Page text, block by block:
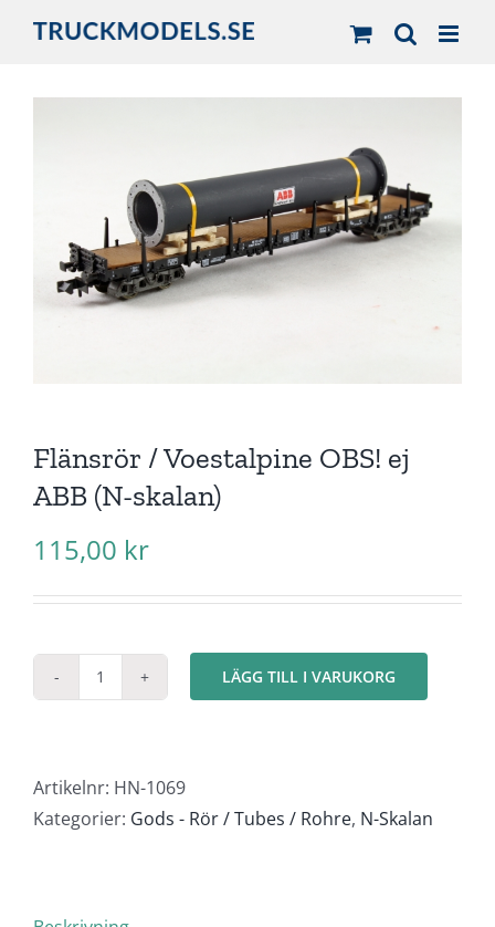
Flänsrör / Voestalpine OBS! ej
ABB (N-skalan)
115,00 kr
Flänsrör
OBS!
ej
LÄGG TILL I VARUKORG
Artikelnr: HN-1069
Kategorier: Gods - Rör / Tubes / Rohre, N-Skalan